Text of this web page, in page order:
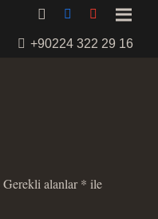
+90224 322 29 16
Gerekli alanlar* ile